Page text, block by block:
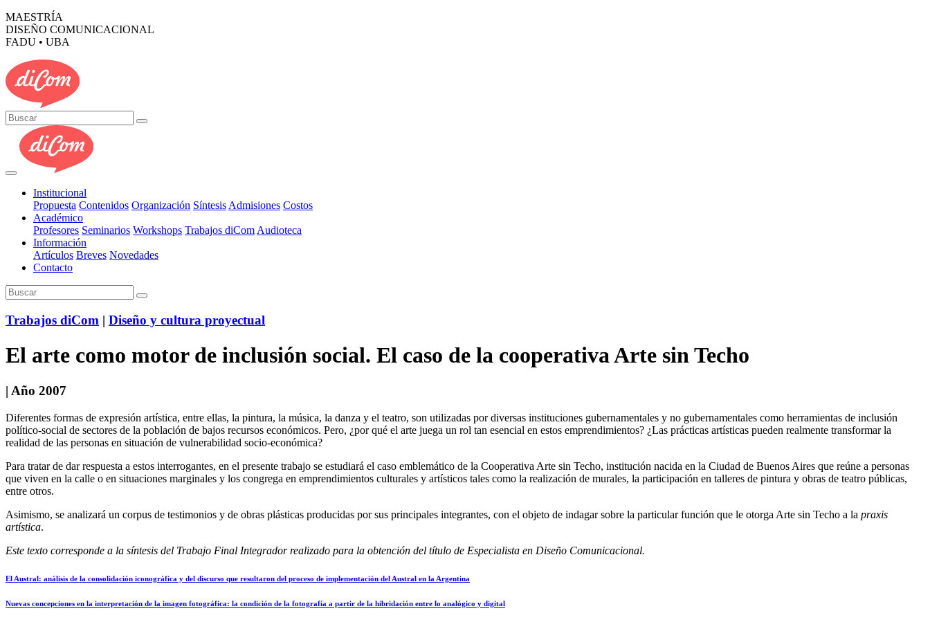
MAESTRÍA
DISEÑO COMUNICACIONAL
FADU • UBA
Institucional
Propuesta Contenidos Organización Síntesis Admisiones Costos
Académico
Profesores Seminarios Workshops Trabajos diCom Audioteca
Información
Artículos Breves Novedades
Contacto
Trabajos diCom | Diseño y cultura proyectual
El arte como motor de inclusión social. El caso de la cooperativa Arte sin Techo
| Año 2007
Diferentes formas de expresión artística, entre ellas, la pintura, la música, la danza y el teatro, son utilizadas por diversas instituciones gubernamentales y no gubernamentales como herramientas de inclusión
político-social de sectores de la población de bajos recursos económicos. Pero, ¿por qué el arte juega un rol tan esencial en estos emprendimientos? ¿Las prácticas artísticas pueden realmente transformar la
realidad de las personas en situación de vulnerabilidad socio-económica?
Para tratar de dar respuesta a estos interrogantes, en el presente trabajo se estudiará el caso emblemático de la Cooperativa Arte sin Techo, institución nacida en la Ciudad de Buenos Aires que reúne a personas
que viven en la calle o en situaciones marginales y los congrega en emprendimientos culturales y artísticos tales como la realización de murales, la participación en talleres de pintura y obras de teatro públicas,
entre otros.
Asimismo, se analizará un corpus de testimonios y de obras plásticas producidas por sus principales integrantes, con el objeto de indagar sobre la particular función que le otorga Arte sin Techo a la praxis
artística.
Este texto corresponde a la síntesis del Trabajo Final Integrador realizado para la obtención del título de Especialista en Diseño Comunicacional.
El Austral: análisis de la consolidación iconográfica y del discurso que resultaron del proceso de implementación del Austral en la Argentina
Nuevas concepciones en la interpretación de la imagen fotográfica: la condición de la fotografía a partir de la hibridación entre lo analógico y digital